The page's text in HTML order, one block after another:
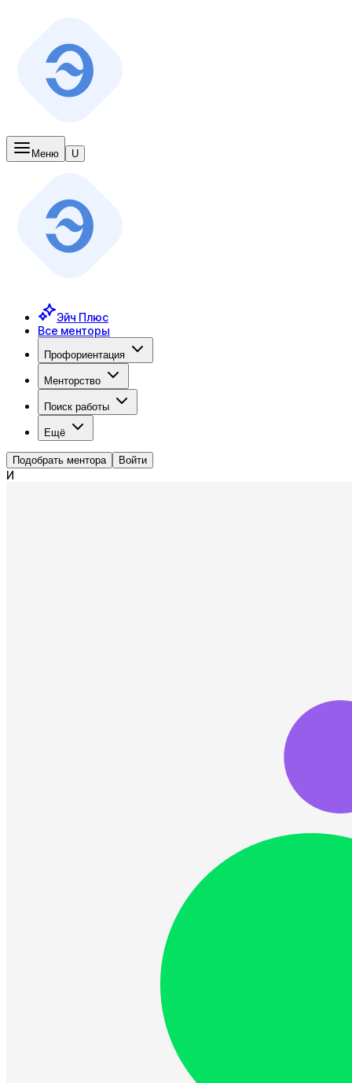
Меню U
Эйч Плюс
Все менторы
Профориентация
Менторство
Поиск работы
Ещё
Подобрать ментора Войти
И